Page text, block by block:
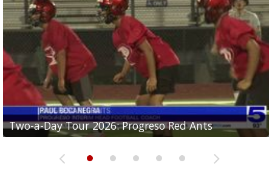
Two-a-Day Tour 2026: Progreso Red Ants
Two-a-Day Tour 2026: Donna Redskins
Two-a-Day Tour 2026: Brownsville Pace Vikings
Two-a-Day Tour 2026: La Joya Coyotes
Two-a-Day Tour 2026: Rio Hondo Bobcats